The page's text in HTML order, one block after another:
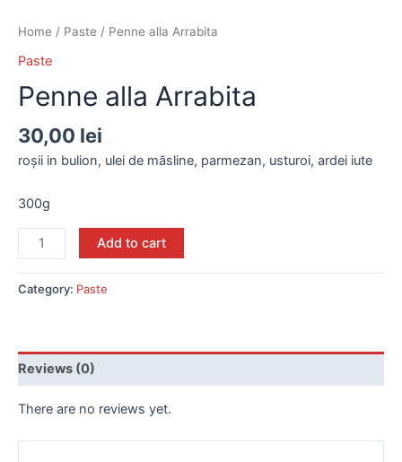
Home / Paste / Penne alla Arrabita
Paste
Penne alla Arrabita
30,00 lei
roșii in bulion, ulei de măsline, parmezan, usturoi, ardei iute
300g
Add to cart
Category: Paste
Reviews (0)
There are no reviews yet.